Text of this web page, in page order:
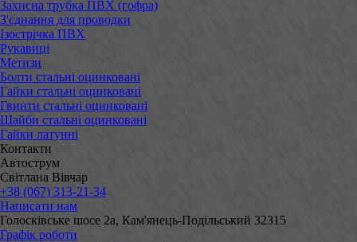
Захисна трубка ПВХ (гофра)
З'єднання для проводки
Ізострічка ПВХ
Рукавиці
Метизи
Болти стальні оцинковані
Гайки стальні оцинковані
Гвинти стальні оцинковані
Шайби стальні оцинковані
Гайки латунні
Контакти
Автострум
Світлана Вівчар
+38 (067) 313-21-34
Написати нам
Голосківське шосе 2а, Кам'янець-Подільський 32315
Графік роботи